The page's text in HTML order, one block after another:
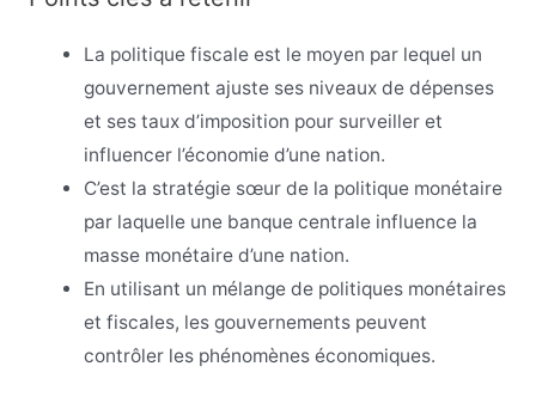
La politique fiscale est le moyen par lequel un
gouvernement ajuste ses niveaux de dépenses
et ses taux d’imposition pour surveiller et
influencer l’économie d’une nation.
C’est la stratégie sœur de la politique monétaire
par laquelle une banque centrale influence la
masse monétaire d’une nation.
En utilisant un mélange de politiques monétaires
et fiscales, les gouvernements peuvent
contrôler les phénomènes économiques.